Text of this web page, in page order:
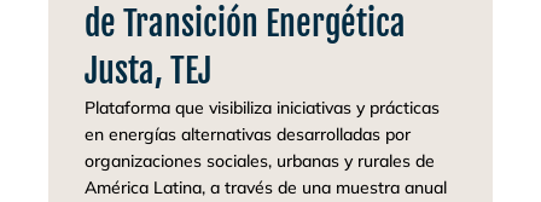
de Transición Energética
Justa, TEJ
Plataforma que visibiliza iniciativas y prácticas
en energías alternativas desarrolladas por
organizaciones sociales, urbanas y rurales de
América Latina, a través de una muestra anual